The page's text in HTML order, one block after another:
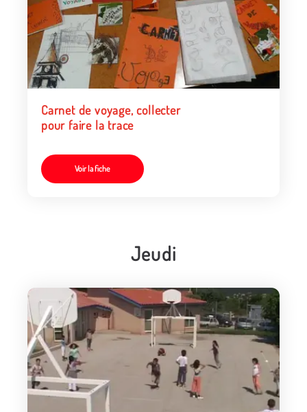
Carnet de voyage, collecter
pour faire la trace
Voir la fiche
Jeudi